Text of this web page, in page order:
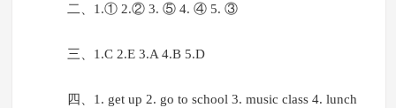
二、1.① 2.② 3. ⑤ 4. ④ 5. ③
三、1.C 2.E 3.A 4.B 5.D
四、1. get up 2. go to school 3. music class 4. lunch